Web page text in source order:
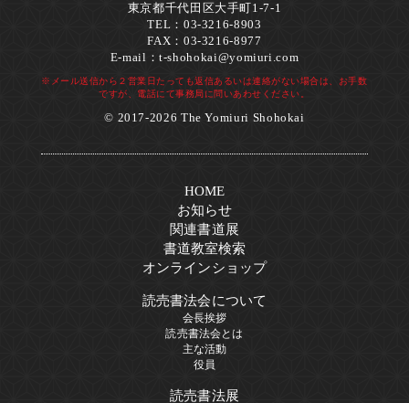
東京都千代田区大手町1-7-1
TEL：03-3216-8903
FAX：03-3216-8977
E-mail：t-shohokai@yomiuri.com
※メール送信から２営業日たっても返信あるいは連絡がない場合は、お手数
ですが、電話にて事務局に問いあわせください。
© 2017-2026 The Yomiuri Shohokai
HOME
お知らせ
関連書道展
書道教室検索
オンラインショップ
読売書法会について
会長挨拶
読売書法会とは
主な活動
役員
読売書法展